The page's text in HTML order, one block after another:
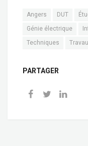
Angers DUT
Génie électrique
Techniques
PARTAGER